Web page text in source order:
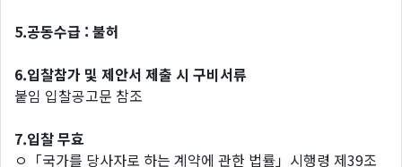
5.공동수급 : 불허
6.입찰참가 및 제안서 제출 시 구비서류
붙임 입찰공고문 참조
7.입찰 무효
ㅇ「국가를 당사자로 하는 계약에 관한 법률」시행령 제39조